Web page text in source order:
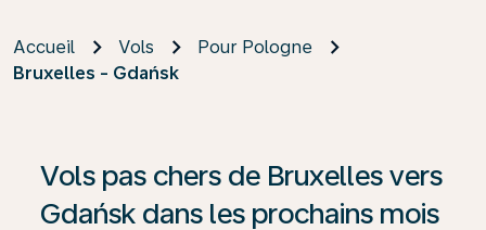
Accueil Vols
Pour Pologne
Bruxelles - Gdańsk
Vols pas chers de Bruxelles vers
Gdańsk dans les prochains mois